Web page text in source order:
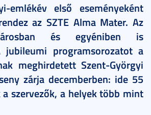
emlékév első eseményeként
az SZTE Alma Mater. Az
és egyéniben is
jubileumi programsorozatot a
meghirdetett Szent-Györgyi
zárja decemberben: ide 55
szervezők, a helyek több mint